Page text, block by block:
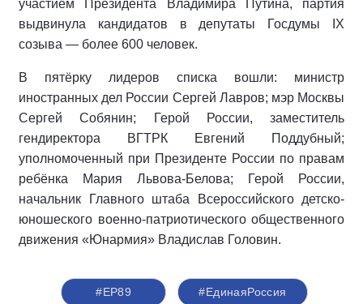
участием Президента Владимира Путина, партия
выдвинула кандидатов в депутаты Госдумы IX
созыва — более 600 человек.
В пятёрку лидеров списка вошли: министр
иностранных дел России Сергей Лавров; мэр Москвы
Сергей Собянин; Герой России, заместитель
гендиректора ВГТРК Евгений Поддубный;
уполномоченный при Президенте России по правам
ребёнка Мария Львова-Белова; Герой России,
начальник Главного штаба Всероссийского детско-
юношеского военно-патриотического общественного
движения «Юнармия» Владислав Головин.
#ЕР89 #‎ЕдинаяРоссия